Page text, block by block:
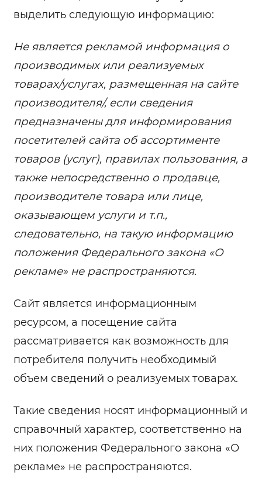
выделить следующую информацию:
Не является рекламой информация о
производимых или реализуемых
товарах/услугах, размещенная на сайте
производителя/, если сведения
предназначены для информирования
посетителей сайта об ассортименте
товаров (услуг), правилах пользования, а
также непосредственно о продавце,
производителе товара или лице,
оказывающем услуги и т.п.,
следовательно, на такую информацию
положения Федерального закона «О
рекламе» не распространяются.
Сайт является информационным
ресурсом, а посещение сайта
рассматривается как возможность для
потребителя получить необходимый
объем сведений о реализуемых товарах.
Такие сведения носят информационный и
справочный характер, соответственно на
них положения Федерального закона «О
рекламе» не распространяются.